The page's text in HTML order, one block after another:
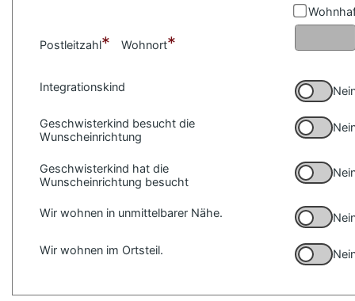
Postleitzahl* Wohnort*
Integrationskind
Geschwisterkind besucht die
Wunscheinrichtung
Geschwisterkind hat die
Wunscheinrichtung besucht
Wir wohnen in unmittelbarer Nähe.
Wir wohnen im Ortsteil.